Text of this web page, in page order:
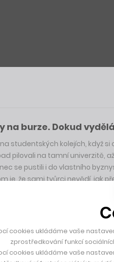
burze. Dokud
studentských kolejích, když
pilovali na tamní univerzitě,
se pustili i do vlastního
je, že sami tvůrci nevědí, jak
úsilí tomu, aby šla nahoru
vědci Matějem
už na půl miliardy
cookies ukládáme vaše
zprostředkování funkcí
cookies ukládáme vaše